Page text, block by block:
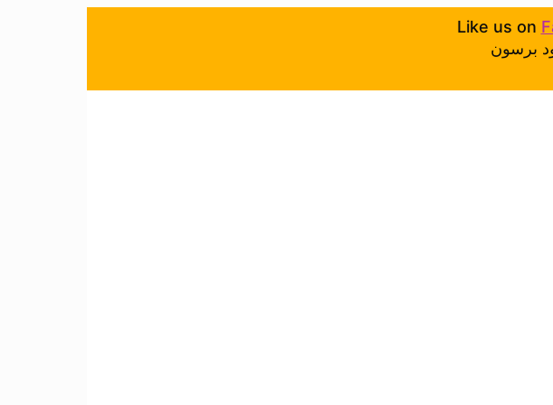
Like us on
برسون